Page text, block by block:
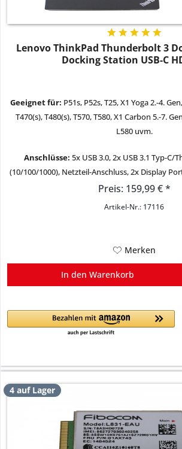
Lenovo ThinkPad Thunderbolt 3
Docking Station USB-C
Geeignet für: P51s, P52s, T25, X1 Yoga 2.-4.
T470(s), T480(s), T570, T580, X1 Carbon 5.-7.
L580 uvm.
Anschlüsse:5x USB 3.0, 2x USB 3.1 Typ-C/
(10/100/1000), Netzteil-Anschluss, 2x Display
1x Audio-Anschluss Stereo + Mikro
Preis: 159,99 € *
Artikel-Nr.: 17116
Merken
In den Warenkorb
4 auf Lager